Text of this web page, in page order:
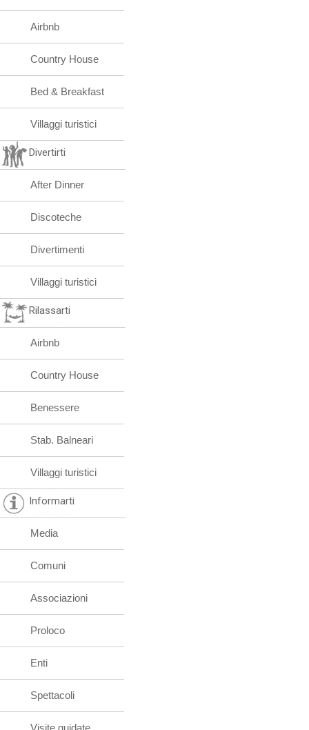
Airbnb
Country House
Bed & Breakfast
Villaggi turistici
Divertirti
After Dinner
Discoteche
Divertimenti
Villaggi turistici
Rilassarti
Airbnb
Country House
Benessere
Stab. Balneari
Villaggi turistici
Informarti
Media
Comuni
Associazioni
Proloco
Enti
Spettacoli
Visite guidate